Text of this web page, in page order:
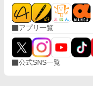
アプリ一覧
公式SNS一覧